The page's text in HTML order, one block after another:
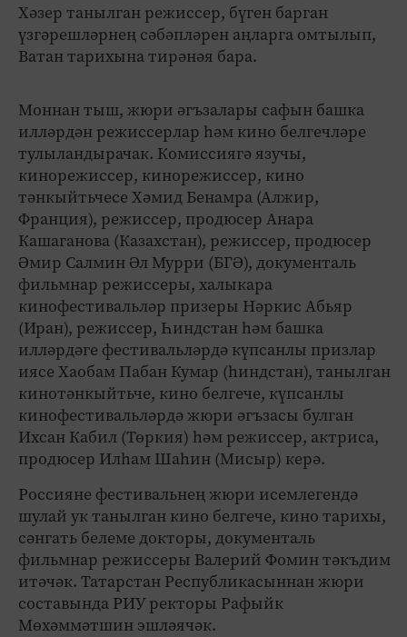
Хәзер танылган режиссер, бүген барган
үзгәрешләрнең сәбәпләрен аңларга омтылып,
Ватан тарихына тирәнәя бара.
Моннан тыш, жюри әгъзалары сафын башка
илләрдән режиссерлар һәм кино белгечләре
тулыландырачак. Комиссиягә язучы,
кинорежиссер, кинорежиссер, кино
тәнкыйтьчесе Хәмид Бенамра (Алжир,
Франция), режиссер, продюсер Анара
Кашаганова (Казахстан), режиссер, продюсер
Әмир Салмин Әл Мурри (БГӘ), документаль
фильмнар режиссеры, халыкара
кинофестивальләр призеры Нәркис Абьяр
(Иран), режиссер, Һиндстан һәм башка
илләрдәге фестивальләрдә күпсанлы призлар
иясе Хаобам Пабан Кумар (һиндстан), танылган
кинотәнкыйтьче, кино белгече, күпсанлы
кинофестивальләрдә жюри әгъзасы булган
Ихсан Кабил (Төркия) һәм режиссер, актриса,
продюсер Илһам Шаһин (Мисыр) керә.
Россияне фестивальнең жюри исемлегендә
шулай ук танылган кино белгече, кино тарихы,
сәнгать белеме докторы, документаль
фильмнар режиссеры Валерий Фомин тәкъдим
итәчәк. Татарстан Республикасыннан жюри
составында РИУ ректоры Рафыйк
Мөхәммәтшин эшләячәк.